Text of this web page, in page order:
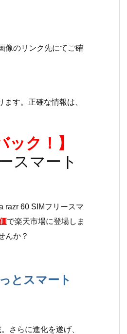
像のリンク先にてご確
す。正確な情報は、
ク！】
スマート
razr 60 SIMフリースマ
で楽天市場に登場しま
んか？
とスマート
さらに進化を遂げ、